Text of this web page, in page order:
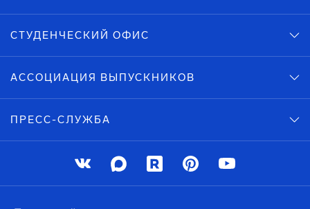
СТУДЕНЧЕСКИЙ ОФИС
АССОЦИАЦИЯ ВЫПУСКНИКОВ
ПРЕСС-СЛУЖБА